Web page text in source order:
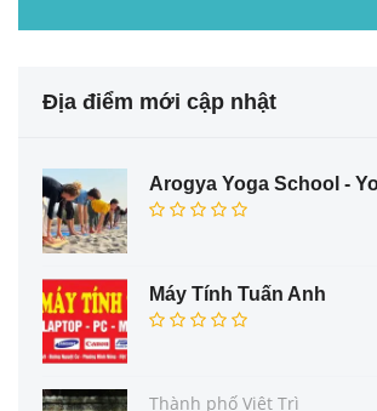
Địa điểm mới cập nhật
Máy Tính Tuấn Anh
Thành phố Việt Trì